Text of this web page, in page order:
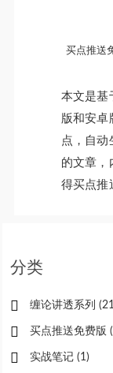
买点推送
本文是基
版和安卓
点，自动
的文章，
得买点推
分类
缠论讲透系列
买点推送免费版
实战笔记 (1)